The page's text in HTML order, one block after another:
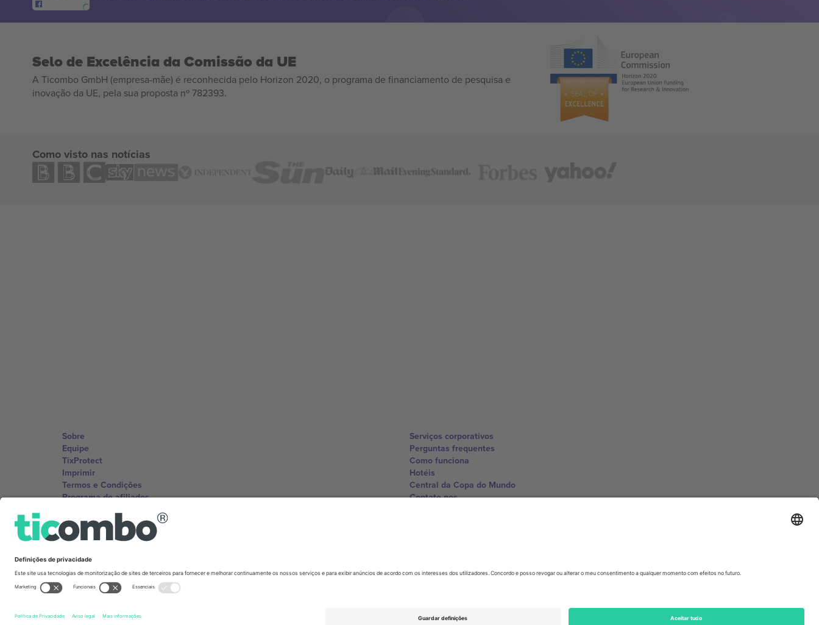
Selo de Excelência da Comissão da UE
A Ticombo GmbH (empresa-mãe) é reconhecida pelo Horizon 2020, o programa de financiamento de pesquisa e
inovação da UE, pela sua proposta nº 782393.
Como visto nas notícias
Sobre
Equipe
TixProtect
Imprimir
Termos e Condições
Programa de afiliados
Serviços corporativos
Perguntas frequentes
Como funciona
Hotéis
Central da Copa do Mundo
Contate-nos
Escritórios Ticombo
Germany United Kingdom